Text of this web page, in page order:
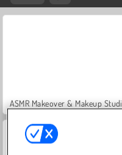
ASMR Makeover & Makeup